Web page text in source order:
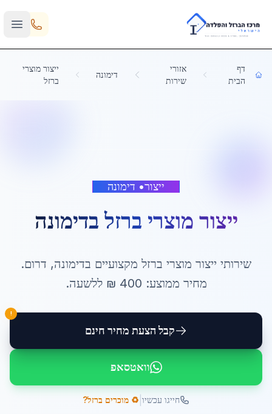
Skip to main content
דף
הבית
אזורי
שירות
דימונה
ייצור מוצרי
ברזל
ייצור• דימונה
ייצור מוצרי ברזלבדימונה
שירותי ייצור מוצרי ברזל מקצועיים בדימונה, דרום.
מחיר ממוצע: 400 ₪ ללשעה.
קבל הצעת מחיר חינם
!
וואטסאפ
חייגו עכשיו ♻️ מוכרים ברזל?